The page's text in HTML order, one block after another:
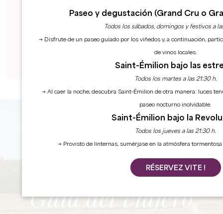
que ofrecemos experiencias inolvidables.
CARTA DE DESARROLLO SOSTENIBLE
Guía del viajero
Paseo y degustación (Grand Cru o
Todos los sábados, domingos y festivos a
→ Disfrute de un paseo guiado por los viñedos y, a continuación,
de vinos locales.
Saint-Émilion bajo las
Todos los martes a las 21:30 h.
→ Al caer la noche, descubra Saint-Émilion de otra manera: luces
paseo nocturno inolvidable.
Saint-Émilion bajo la
Todos los jueves a las 21:30 h.
→ Provisto de linternas, sumérjase en la atmósfera tormentosa
RÉSERVEZ VITE !